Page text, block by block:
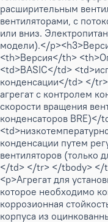
расширительным
вентиляторами, с
или вниз.
модели).</
<th>Версия</th>
<td>BASIC</td>
конденсации</td> </
агрегат с контролем
скорости вращения
конденсаторов
конденсации путем
вентиляторов (только
</td> </tr> </tbody> </
<p>Агрегат для
которое необходимо
коррозионная
корпуса из